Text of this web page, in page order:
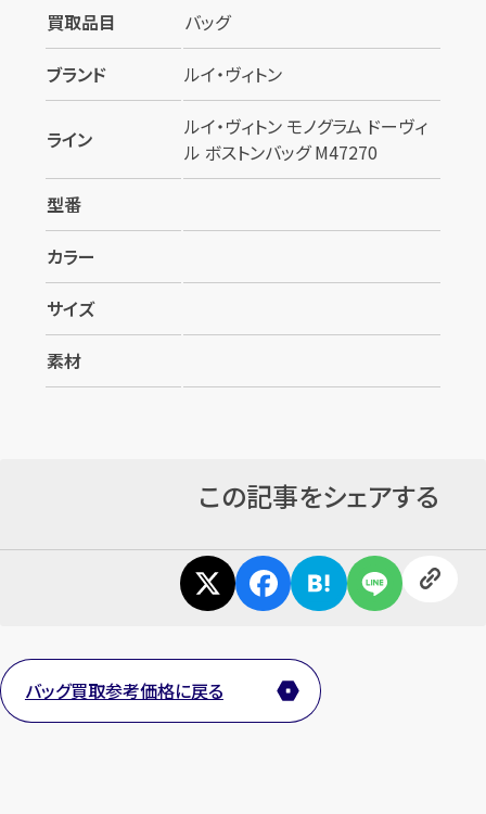
カンタン 無料
買取品目
バッグ
ブランド
ルイ・ヴィトン
ライン
ルイ・ヴィトン モノグラム ドーヴィ
ル ボストンバッグ M47270
型番
カラー
サイズ
素材
この記事をシェアする
バッグ買取参考価格に戻る